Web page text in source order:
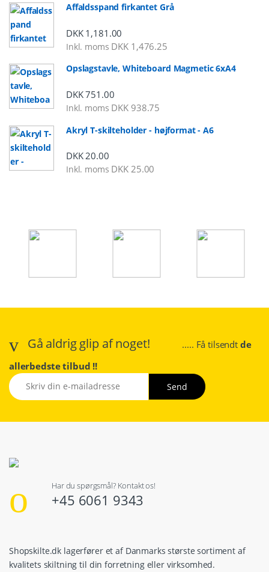
Affaldsspand firkantet Grå
DKK1,181.00
Inkl. moms DKK 1,476.25
Opslagstavle, Whiteboard Magmetic 6xA4
DKK751.00
Inkl. moms DKK 938.75
Akryl T-skilteholder - højformat - A6
DKK20.00
Inkl. moms DKK 25.00
Gå aldrig glip af noget! ..... Få tilsendt de
allerbedste tilbud !!
Har du spørgsmål? Kontakt os!
+45 6061 9343
Shopskilte.dk lagerfører et af Danmarks største sortiment af
kvalitets skiltning til din forretning eller virksomhed.